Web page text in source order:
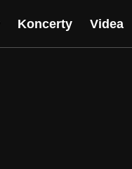
Koncerty Videa